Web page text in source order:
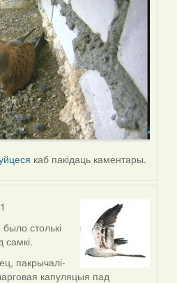
каб пакідаць каментары.
столькі
самкі.
пакрычалі-
капуляцыя пад